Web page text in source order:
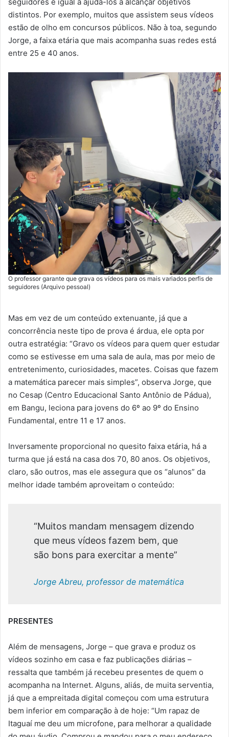
distintos. Por exemplo, muitos que assistem seus vídeos
estão de olho em concursos públicos. Não à toa, segundo
Jorge, a faixa etária que mais acompanha suas redes está
entre 25 e 40 anos.
O professor garante que grava os vídeos para os mais variados perfis de
seguidores (Arquivo pessoal)
Mas em vez de um conteúdo extenuante, já que a
concorrência neste tipo de prova é árdua, ele opta por
outra estratégia: “Gravo os vídeos para quem quer estudar
como se estivesse em uma sala de aula, mas por meio de
entretenimento, curiosidades, macetes. Coisas que fazem
a matemática parecer mais simples”, observa Jorge, que
no Cesap (Centro Educacional Santo Antônio de Pádua),
em Bangu, leciona para jovens do 6º ao 9º do Ensino
Fundamental, entre 11 e 17 anos.
Inversamente proporcional no quesito faixa etária, há a
turma que já está na casa dos 70, 80 anos. Os objetivos,
claro, são outros, mas ele assegura que os “alunos” da
melhor idade também aproveitam o conteúdo:
“Muitos mandam mensagem dizendo
que meus vídeos fazem bem, que
são bons para exercitar a mente”
Jorge Abreu, professor de matemática
PRESENTES
Além de mensagens, Jorge – que grava e produz os
vídeos sozinho em casa e faz publicações diárias –
ressalta que também já recebeu presentes de quem o
acompanha na Internet. Alguns, aliás, de muita serventia,
já que a empreitada digital começou com uma estrutura
bem inferior em comparação à de hoje: “Um rapaz de
Itaguaí me deu um microfone, para melhorar a qualidade